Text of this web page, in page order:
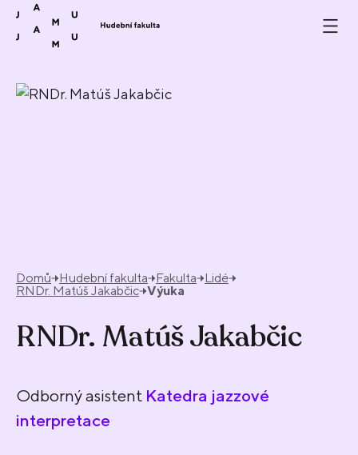
Přeskočit na obsah
Domů Hudební fakulta Fakulta
Lidé
RNDr. Matúš Jakabčic Výuka
RNDr. Matúš Jakabčic
Odborný asistent Katedra jazzové
interpretace